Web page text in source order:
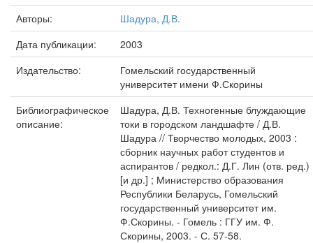
Авторы:
Шадура, Д.В.
Дата публикации:
2003
Издательство:
Гомельский государственный
университет имени Ф.Скорины
Библиографическое
описание:
Шадура, Д.В. Техногенные блуждающие
токи в городском ландшафте / Д.В.
Шадура // Творчество молодых, 2003 :
сборник научных работ студентов и
аспирантов / редкол.: Д.Г. Лин (отв. ред.)
[и др.] ; Министерство образования
Республики Беларусь, Гомельский
государственный университет им.
Ф.Скорины. - Гомель : ГГУ им. Ф.
Скорины, 2003. - С. 57-58.